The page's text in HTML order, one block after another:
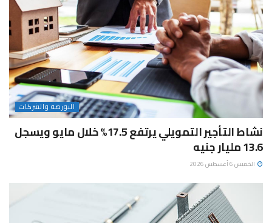
البورصة والشركات
نشاط التأجير التمويلي يرتفع 17.5% خلال مايو ويسجل
13.6 مليار جنيه
الخميس 6 أغسطس 2026